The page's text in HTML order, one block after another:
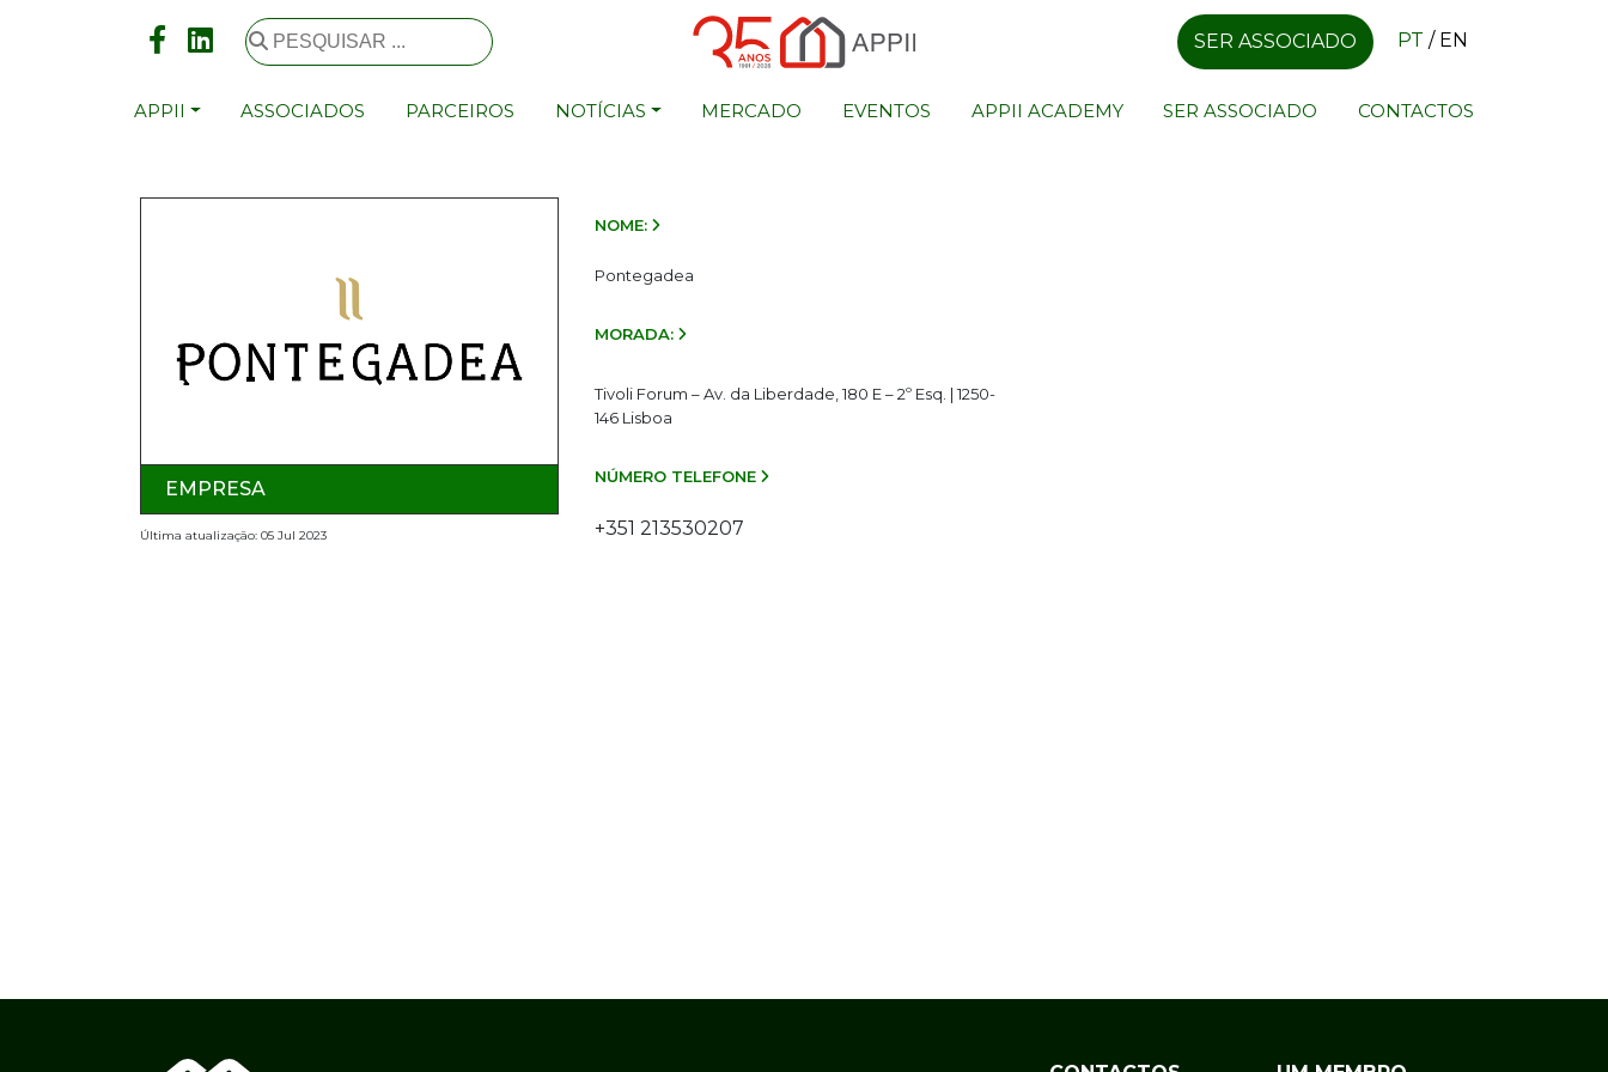
SER ASSOCIADO PT / EN
APPII ASSOCIADOS PARCEIROS NOTÍCIAS MERCADO EVENTOS APPII ACADEMY SER ASSOCIADO CONTACTOS
EMPRESA
Última atualização: 05 Jul 2023
NOME:
Pontegadea
MORADA:
Tivoli Forum – Av. da Liberdade, 180 E – 2º Esq. | 1250-
146 Lisboa
NÚMERO TELEFONE
+351 213530207